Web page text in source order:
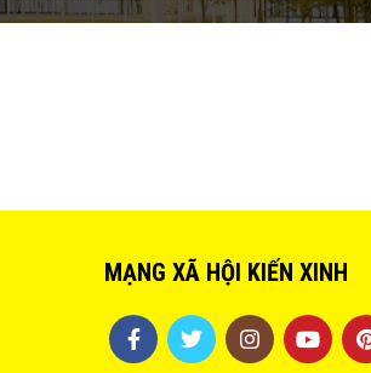
MẠNG XÃ HỘI KIẾN XINH